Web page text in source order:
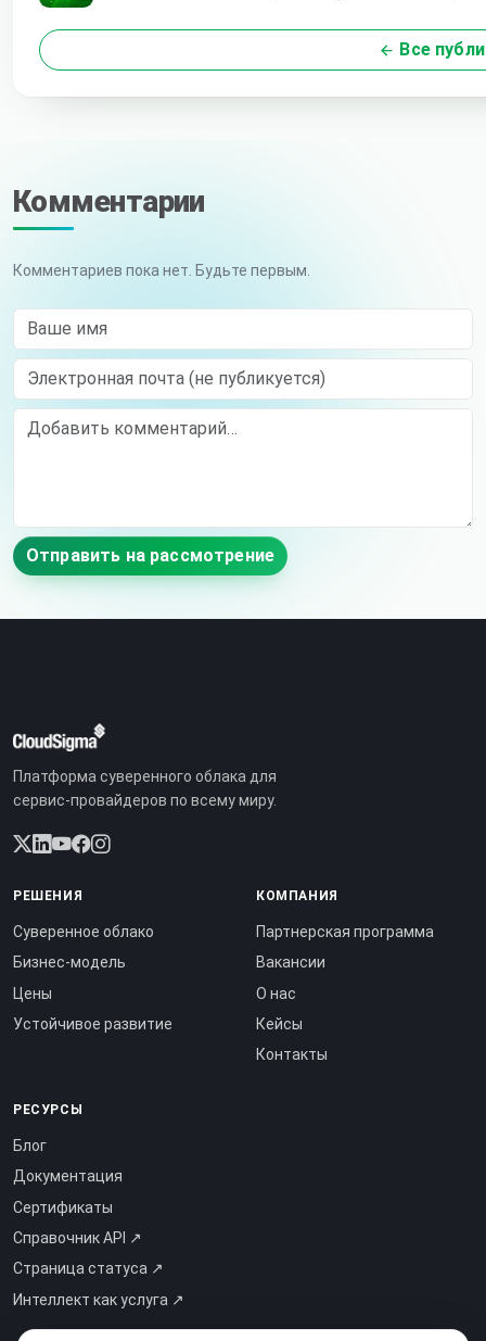
Все
Комментарии
Комментариев пока нет. Будьте первым.
Ваше имя
Электронная почта (не публикуется)
Comment
Отправить на рассмотрение
Платформа суверенного облака для
сервис-провайдеров по всему миру.
РЕШЕНИЯ
Суверенное облако
Бизнес-модель
Цены
Устойчивое развитие
КОМПАНИЯ
Партнерская программа
Вакансии
О нас
Кейсы
Контакты
РЕСУРСЫ
Блог
Документация
Сертификаты
Справочник API ↗
Страница статуса ↗
Интеллект как услуга ↗